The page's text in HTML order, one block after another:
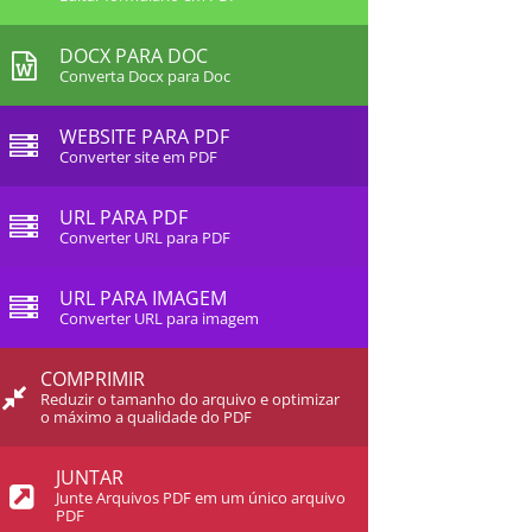
DOCX PARA DOC
Converta Docx para Doc
WEBSITE PARA PDF
Converter site em PDF
URL PARA PDF
Converter URL para PDF
URL PARA IMAGEM
Converter URL para imagem
COMPRIMIR
Reduzir o tamanho do arquivo e optimizar
o máximo a qualidade do PDF
JUNTAR
Junte Arquivos PDF em um único arquivo
PDF